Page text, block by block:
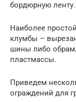
бордюрную ленту.
Наиболее
клумбы –
шины либо
пластмассы.
Приведем
ограждений для